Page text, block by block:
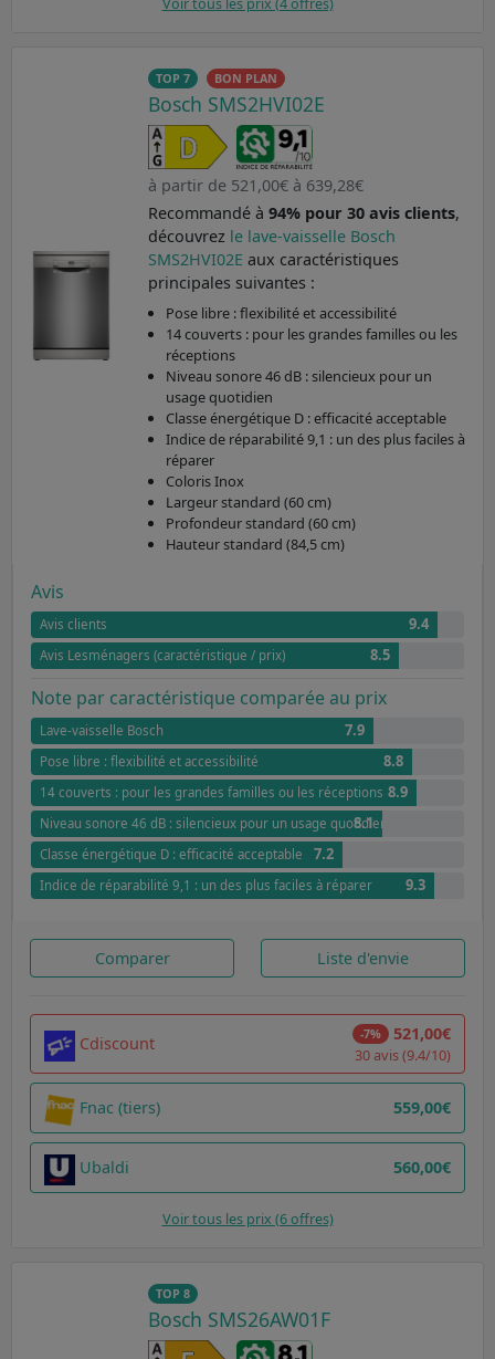
Voir tous les prix (4 offres)
TOP 7 BON PLAN
Bosch SMS2HVI02E
à partir de 521,00€ à 639,28€
Recommandé à 94% pour 30 avis clients,
découvrez le lave-vaisselle Bosch
SMS2HVI02E aux caractéristiques
principales suivantes :
Pose libre : flexibilité et accessibilité
14 couverts : pour les grandes familles ou les
réceptions
Niveau sonore 46 dB : silencieux pour un
usage quotidien
Classe énergétique D : efficacité acceptable
Indice de réparabilité 9,1 : un des plus faciles à
réparer
Coloris Inox
Largeur standard (60 cm)
Profondeur standard (60 cm)
Hauteur standard (84,5 cm)
Avis
Avis clients 9.4
Avis Lesménagers (caractéristique / prix) 8.5
Note par caractéristique comparée au prix
Lave-vaisselle Bosch 7.9
Pose libre : flexibilité et accessibilité 8.8
14 couverts : pour les grandes familles ou les réceptions 8.9
Niveau sonore 46 dB : silencieux pour un usage quotidien
8.1
Classe énergétique D : efficacité acceptable 7.2
Indice de réparabilité 9,1 : un des plus faciles à réparer 9.3
Comparer Liste d'envie
Cdiscount -7% 521,00€
30 avis (9.4/10)
Fnac (tiers) 559,00€
Ubaldi 560,00€
Voir tous les prix (6 offres)
TOP 8
Bosch SMS26AW01F